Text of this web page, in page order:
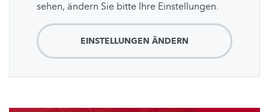
sehen, ändern Sie bitte Ihre Einstellungen.
EINSTELLUNGEN ÄNDERN